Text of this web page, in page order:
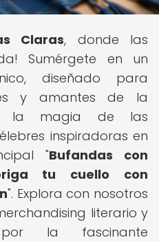
Claras, donde las
Sumérgete en un
diseñado para
y amantes de la
la magia de las
inspiradoras en
"Bufandas con
tu cuello con
". Explora con nosotros
literario y
la fascinante